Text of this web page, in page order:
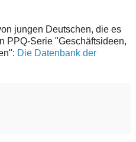
jungen Deutschen, die es
PPQ-Serie "Geschäftsideen,
Die Datenbank der